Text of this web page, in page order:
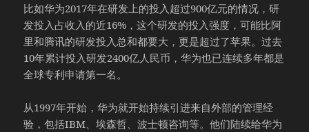
比如华为2017年在研发上的投入超过900亿元的情况，研
发投入占收入的近16%，这个研发的投入强度，可能比阿
里和腾讯的研发投入总和都要大，更是超过了苹果。过去
10年累计投入研发2400亿人民币，华为也已连续多年都是
全球专利申请第一名。
从1997年开始，华为就开始持续引进来自外部的管理经
验，包括IBM、埃森哲、波士顿咨询等。他们陆续给华为